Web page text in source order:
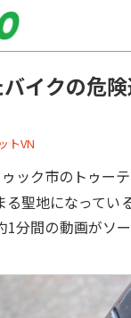
イクの危
トVN
ック市のトゥー
聖地になって
分間の動画がソ